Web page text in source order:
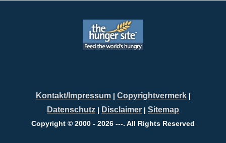
Kontakt/Impressum| Copyrightvermerk|
Datenschutz | Disclaimer | Sitemap
Copyright © 2000 - 2026 ---. All Rights Reserved